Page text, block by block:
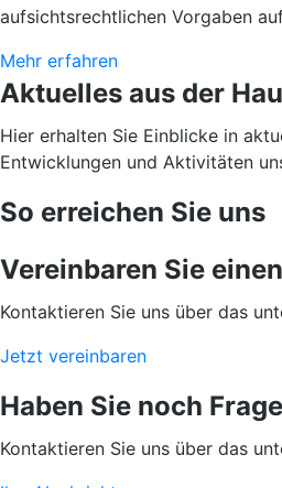
aufsichtsrechtlichen Vorgaben
Mehr erfahren
Aktuelles aus der
Hier erhalten Sie Einblicke in
Entwicklungen und Aktivitäten
So erreichen Sie uns
Vereinbaren Sie
Kontaktieren Sie uns über das
Jetzt vereinbaren
Haben Sie noch
Kontaktieren Sie uns über das